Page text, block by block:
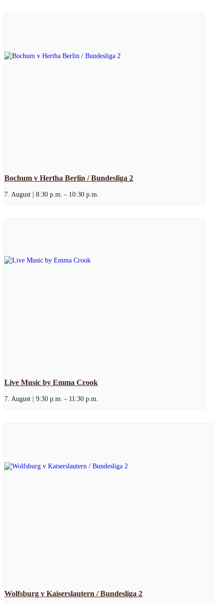
Bochum v Hertha Berlin / Bundesliga 2
7. August | 8:30 p.m. - 10:30 p.m.
Live Music by Emma Crook
7. August | 9:30 p.m. - 11:30 p.m.
Wolfsburg v Kaiserslautern / Bundesliga 2